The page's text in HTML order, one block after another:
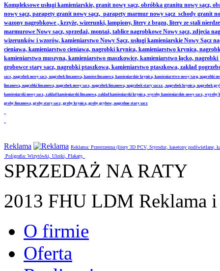
Kompleksowe usługi kamieniarskie, granit nowy sącz, obróbka granitu nowy sącz,
nowy sącz, parapety granit nowy sącz, parapety marmur nowy sącz schody granit
wazony nagrobkowe , krzyże, wizerunki, lampiony, litery z brązu, litery ze stali
marmurowe Nowy sącz, sprzedaż, montaż, tablice nagrobkowe Nowy sącz, zdjęcia
wizerunków i wzorów, kamieniarstwo Nowy Sącz, usługi kamieniarskie Nowy
cieniawa, kamieniarstwo cieniawa, nagrobki krynica, kamieniarstwo krynica,
kamieniarstwo muszyna, kamieniarstwo maszkowice, kamieniarstwo łącko,
grobowce stary sacz, nagrobki ptaszkowa, kamieniarstwo ptaszkowa, zakład
sacz, nagrobek nowy sacz, nagrobek limanowa, kamien limanowa, kamieniarskie krynica, kamieniarstwo nowy targ,
limanowa, nagrobki limanowa, nagrobek nowy sacz, nagrobek limanowa, nagrobek stary sacza , nagrobek krynica, nagrobek
kamieniarski nowy sacz, zaklad kamieniarski limanowa, zaklad kamieniarski krynica, wyroby kamieniarskie nowy sacz,
groby limanowa, groby stary sacz, groby krynica, groby grybow, nagrobne stary sacz
Reklama
Reklama: Przestrzenna (litery 3D PCV, Styrodur, kasetony
Poligrafia: Wizytówki, Ulotki, Plakaty,
SPRZEDAŻ NA RATY
2013 FHU LDM Reklama
O firmie
Oferta